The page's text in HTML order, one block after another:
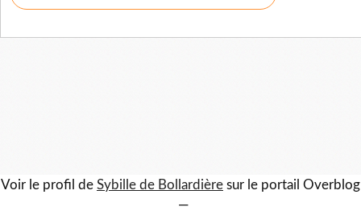
Voir le profil de Sybille de Bollardière sur le portail Overblog